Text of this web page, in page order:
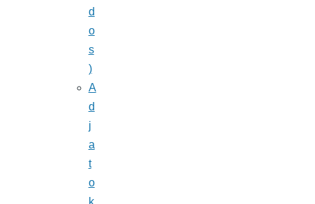
d
o
s
)
A
d
j
a
t
o
k